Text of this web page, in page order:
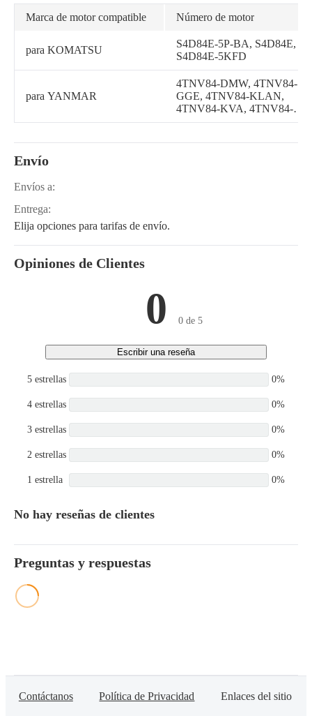
Marca de motor compatible Número de motor
para KOMATSU
S4D84E-5P-BA, S4D84E,
S4D84E-5KFD
para YANMAR
4TNV84-DMW, 4TNV84-
GGE, 4TNV84-KLAN,
4TNV84-KVA, 4TNV84-
KWA, 4TNV84-LU2,
4TNV84T-BGKL,
4TNV84T-DSA, 4TNV84T-
Envío
Envíos a:
Entrega:
Elija opciones para tarifas de envío.
Opiniones de Clientes
0 0 de 5
Escribir una reseña
5 estrellas 0%
4 estrellas 0%
3 estrellas 0%
2 estrellas 0%
1 estrella 0%
No hay reseñas de clientes
Preguntas y respuestas
Contáctanos Política de Privacidad Enlaces del sitio